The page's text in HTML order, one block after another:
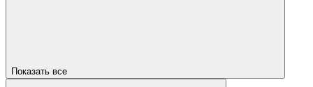
Показать все